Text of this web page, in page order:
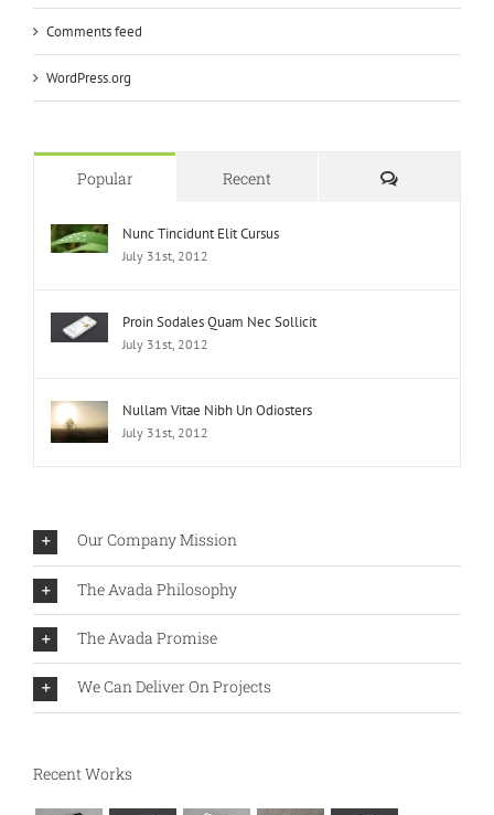
Comments feed
WordPress.org
Popular Recent Comments
Nunc Tincidunt Elit Cursus
July 31st, 2012
Proin Sodales Quam Nec Sollicit
July 31st, 2012
Nullam Vitae Nibh Un Odiosters
July 31st, 2012
Our Company Mission
The Avada Philosophy
The Avada Promise
We Can Deliver On Projects
Recent Works